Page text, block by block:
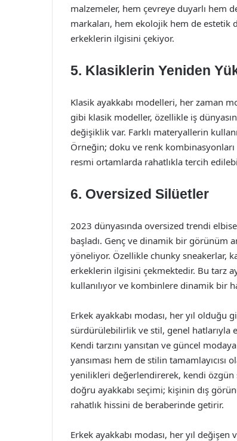
malzemeler, hem çevreye duyarlı hem
markaları, hem ekolojik hem de
erkeklerin ilgisini çekiyor.
5. Klasiklerin Yeniden
Klasik ayakkabı modelleri, her zaman
gibi klasik modeller, özellikle iş
değişiklik var. Farklı materyallerin
Örneğin; doku ve renk
resmi ortamlarda rahatlıkla tercih
6. Oversized Silüetler
2023 dünyasında oversized trendi
başladı. Genç ve dinamik bir görünüm
yöneliyor. Özellikle chunky sneakerlar,
erkeklerin ilgisini çekmektedir. Bu tarz
kullanılıyor ve kombinlere dinamik bir
Erkek ayakkabı modası, her yıl olduğu
sürdürülebilirlik ve stil, genel hatlarıyla
Kendi tarzını yansıtan ve güncel
yansıması hem de stilin
yenilikleri değerlendirerek, kendi özgün
doğru ayakkabı seçimi; kişinin dış
rahatlık hissini de beraberinde getirir.
Erkek ayakkabı modası, her yıl